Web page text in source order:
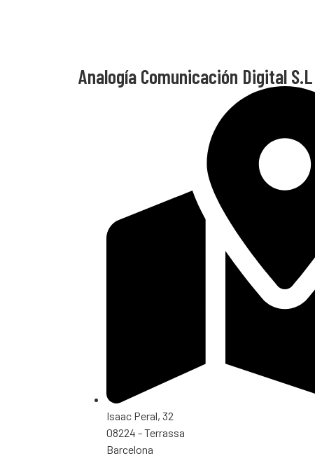
Analogía Comunicación Digital S.L
Isaac Peral, 32
08224 - Terrassa
Barcelona